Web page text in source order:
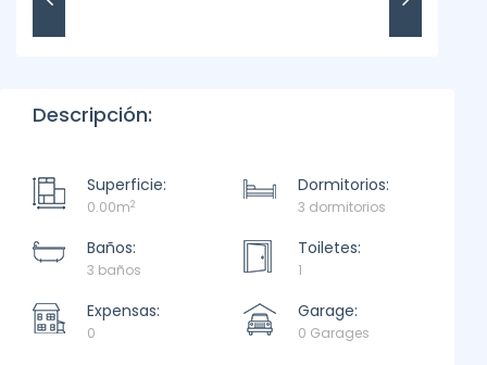
Descripción:
Superficie:
0.00m2
Dormitorios:
3 dormitorios
Baños:
3 baños
Toiletes:
1
Expensas:
0
Garage:
0 Garages